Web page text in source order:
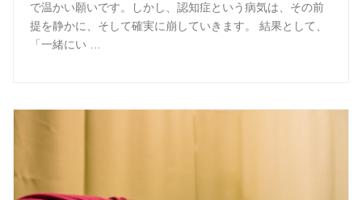
で温かい願いです。しかし、認知症という病気は、その前
提を静かに、そして確実に崩していきます。 結果として、
「一緒にい …